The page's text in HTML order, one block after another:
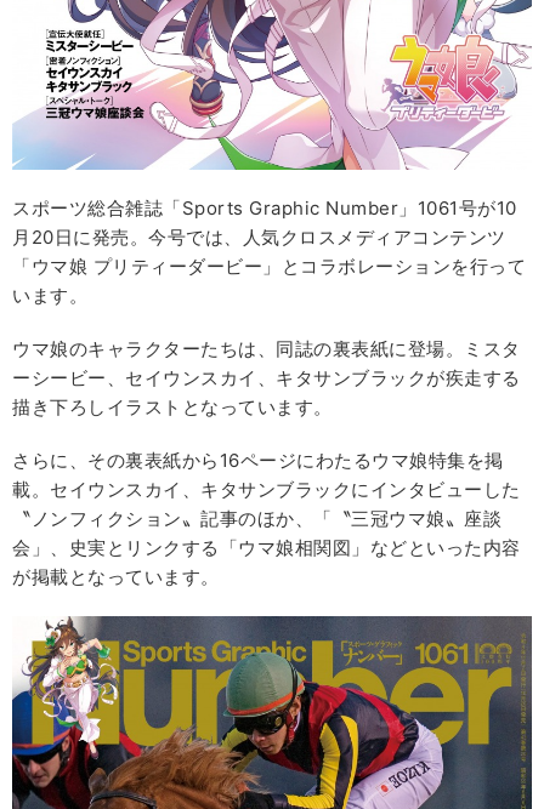
スポーツ総合雑誌「Sports Graphic Number」1061号が10
月20日に発売。今号では、人気クロスメディアコンテンツ
「ウマ娘 プリティーダービー」とコラボレーションを行って
います。
ウマ娘のキャラクターたちは、同誌の裏表紙に登場。ミスタ
ーシービー、セイウンスカイ、キタサンブラックが疾走する
描き下ろしイラストとなっています。
さらに、その裏表紙から16ページにわたるウマ娘特集を掲
載。セイウンスカイ、キタサンブラックにインタビューした
〝ノンフィクション〟記事のほか、「〝三冠ウマ娘〟座談
会」、史実とリンクする「ウマ娘相関図」などといった内容
が掲載となっています。